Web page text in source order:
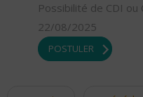
Possibilité de CDI ou
22/08/2025
POSTULER